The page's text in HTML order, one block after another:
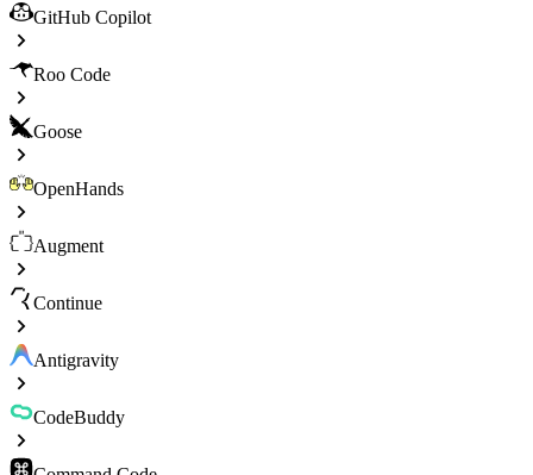
GitHub Copilot
Roo Code
Goose
OpenHands
Augment
Continue
Antigravity
CodeBuddy